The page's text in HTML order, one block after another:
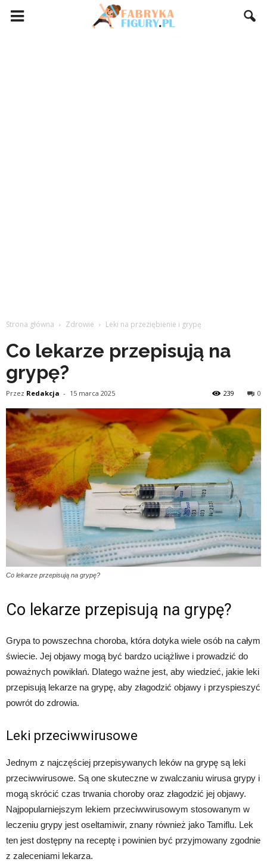
Strona główna Zdrowie Leki na przeziębienie i grypę
Co lekarze przepisują na
grypę?
Przez Redakcja - 15 marca 2025 0
239
Co lekarze przepisują na grypę?
Co lekarze przepisują na grypę?
Grypa to powszechna choroba, która dotyka wiele osób na całym
świecie. Jej objawy mogą być bardzo uciążliwe i prowadzić do
poważnych powikłań. Dlatego ważne jest, aby wiedzieć, jakie leki
przepisują lekarze na grypę, aby złagodzić objawy i przyspieszyć
powrót do zdrowia.
Leki przeciwwirusowe
Jednym z najczęściej przepisywanych leków na grypę są leki
przeciwwirusowe. Są one skuteczne w zwalczaniu wirusa grypy i
mogą skrócić czas trwania choroby oraz złagodzić jej objawy.
Najpopularniejszym lekiem przeciwwirusowym stosowanym w
leczeniu grypy jest oseltamiwir, znany również jako Tamiflu. Lek
ten jest dostępny na receptę i powinien być przyjmowany zgodnie
z zaleceniami lekarza.